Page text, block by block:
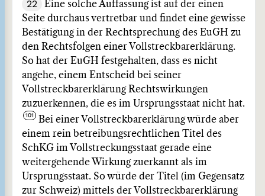
22
Eine solche Auffassung ist auf der einen
Seite durchaus vertretbar und findet eine gewisse
Bestätigung in der Rechtsprechung des EuGH zu
den Rechtsfolgen einer Vollstreckbarerklärung.
So hat der EuGH festgehalten, dass es nicht
angehe, einem Entscheid bei seiner
Vollstreckbarerklärung Rechtswirkungen
zuzuerkennen, die es im Ursprungsstaat nicht hat.
Bei einer Vollstreckbarerklärung würde aber
einem rein betreibungsrechtlichen Titel des
SchKG im Vollstreckungsstaat gerade eine
weitergehende Wirkung zuerkannt als im
Ursprungsstaat. So würde der Titel (im Gegensatz
zur Schweiz) mittels der Vollstreckbarerklärung